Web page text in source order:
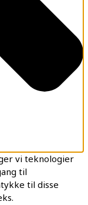
vi teknologier
til
til disse